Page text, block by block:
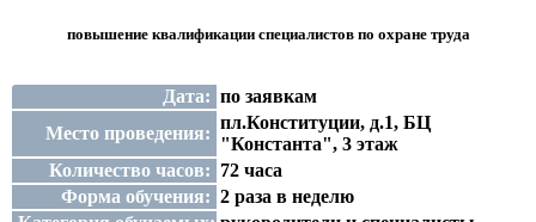
повышение квалификации специалистов по охране труда
Дата: по заявкам
Место проведения:
пл.Конституции, д.1, БЦ
"Константа", 3 этаж
Количество часов: 72 часа
Форма обучения: 2 раза в неделю